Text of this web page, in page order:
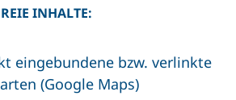
INHALTE:
eingebundene bzw. verlinkte
(Google Maps)